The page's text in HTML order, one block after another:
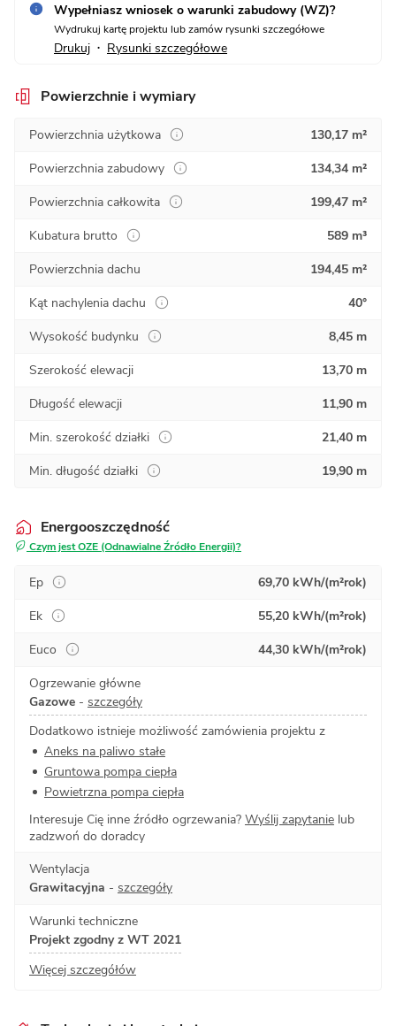
Wypełniasz wniosek o warunki zabudowy (WZ)?
Wydrukuj kartę projektu lub zamów rysunki szczegółowe
Drukuj • Rysunki szczegółowe
Powierzchnie i wymiary
Powierzchnia użytkowa
130,17 m²
Powierzchnia zabudowy
134,34 m²
Powierzchnia całkowita
199,47 m²
Kubatura brutto
589 m³
Powierzchnia dachu
194,45 m²
Kąt nachylenia dachu
40°
Wysokość budynku
8,45 m
Szerokość elewacji
13,70 m
Długość elewacji
11,90 m
Min. szerokość działki
21,40 m
Min. długość działki
19,90 m
Energooszczędność
Czym jest OZE (Odnawialne Źródło Energii)?
Ep
69,70 kWh/(m²rok)
Ek
55,20 kWh/(m²rok)
Euco
44,30 kWh/(m²rok)
Ogrzewanie główne
Gazowe - szczegóły
Dodatkowo istnieje możliwość zamówienia projektu z
Aneks na paliwo stałe
Gruntowa pompa ciepła
Powietrzna pompa ciepła
Interesuje Cię inne źródło ogrzewania? Wyślij zapytanie lub
zadzwoń do doradcy
Wentylacja
Grawitacyjna - szczegóły
Warunki techniczne
Projekt zgodny z WT 2021
Więcej szczegółów